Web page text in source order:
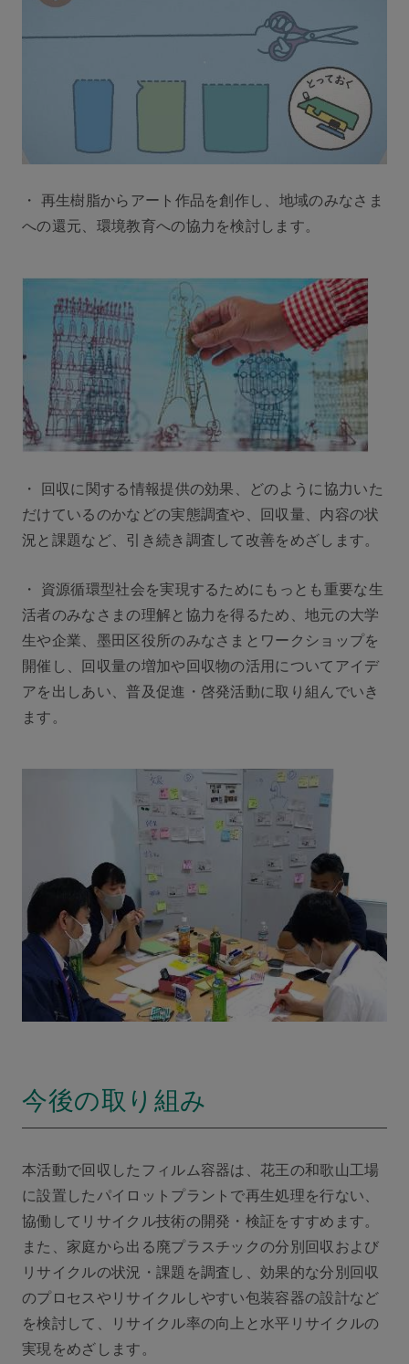
・ 再生樹脂からアート作品を創作し、地域のみなさま
への還元、環境教育への協力を検討します。
・ 回収に関する情報提供の効果、どのように協力いた
だけているのかなどの実態調査や、回収量、内容の状
況と課題など、引き続き調査して改善をめざします。
・ 資源循環型社会を実現するためにもっとも重要な生
活者のみなさまの理解と協力を得るため、地元の大学
生や企業、墨田区役所のみなさまとワークショップを
開催し、回収量の増加や回収物の活用についてアイデ
アを出しあい、普及促進・啓発活動に取り組んでいき
ます。
今後の取り組み
本活動で回収したフィルム容器は、花王の和歌山工場
に設置したパイロットプラントで再生処理を行ない、
協働してリサイクル技術の開発・検証をすすめます。
また、家庭から出る廃プラスチックの分別回収および
リサイクルの状況・課題を調査し、効果的な分別回収
のプロセスやリサイクルしやすい包装容器の設計など
を検討して、リサイクル率の向上と水平リサイクルの
実現をめざします。